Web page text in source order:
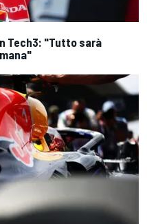
Tech3: "Tutto sarà